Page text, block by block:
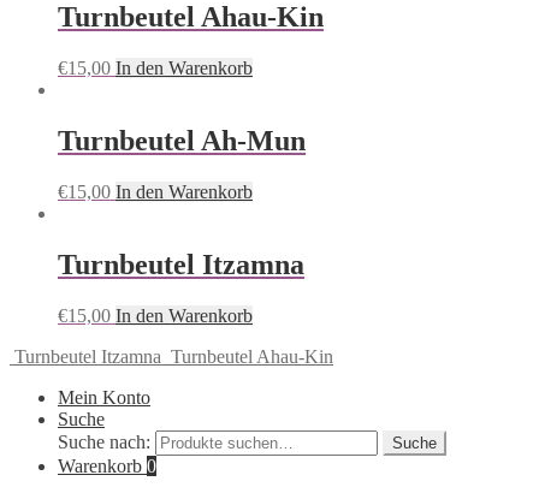
Turnbeutel Ahau-Kin
€15,00 In den Warenkorb
Turnbeutel Ah-Mun
€15,00 In den Warenkorb
Turnbeutel Itzamna
€15,00 In den Warenkorb
Turnbeutel Itzamna Turnbeutel Ahau-Kin
Mein Konto
Suche
Suche nach:
Suche
Warenkorb 0